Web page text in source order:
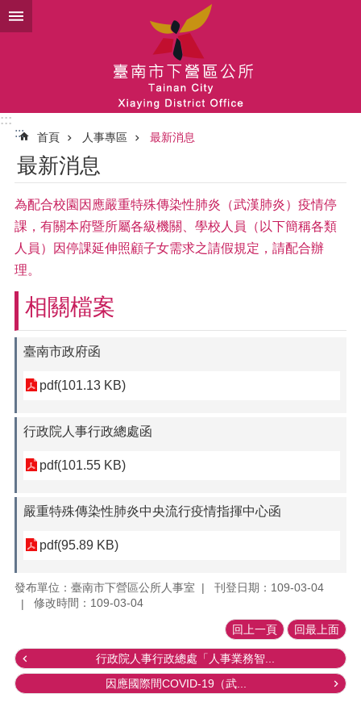
跳到主要內容區塊
:::
:::
首頁 人事專區 最新消息
最新消息
為配合校園因應嚴重特殊傳染性肺炎（武漢肺炎）疫情停
課，有關本府暨所屬各級機關、學校人員（以下簡稱各類
人員）因停課延伸照顧子女需求之請假規定，請配合辦
理。
相關檔案
臺南市政府函
pdf(101.13 KB)
行政院人事行政總處函
pdf(101.55 KB)
嚴重特殊傳染性肺炎中央流行疫情指揮中心函
pdf(95.89 KB)
發布單位：臺南市下營區公所人事室
刊登日期：109-03-04
修改時間：109-03-04
回上一頁 回最上面
行政院人事行政總處「人事業務智...
因應國際間COVID-19（武...